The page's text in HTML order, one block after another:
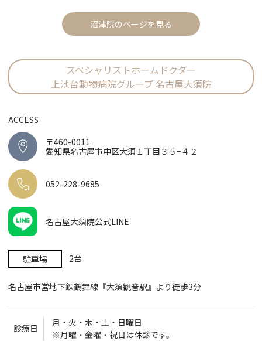
沼津院のページを見る
スペシャリストホームドクター
上池台動物病院グループ 名古屋大須院
ACCESS
〒460-0011
愛知県名古屋市中区大須１丁目３５−４２
052-228-9685
名古屋大須院公式LINE
駐車場 2台
名古屋市営地下鉄鶴舞線『大須観音駅』より徒歩3分
診療日
月・火・木・土・日曜日
※月曜・金曜・祝日は休診です。